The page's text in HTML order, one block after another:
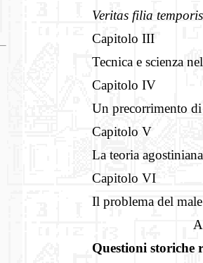
Veritas filia
Capitolo III
Tecnica e scienza
Capitolo IV
Un precorrimento
Capitolo V
La teoria
Capitolo VI
Il problema del
Questioni storiche